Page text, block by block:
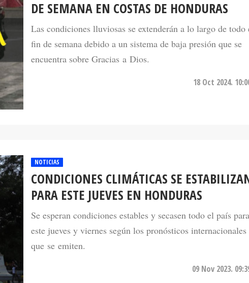
Las condiciones lluviosas se extenderán a lo largo de todo el
fin de semana debido a un sistema de baja presión que se
encuentra sobre Gracias a Dios.
CONDICIONES CLIMÁTICAS SE ESTABILIZAN
PARA ESTE JUEVES EN HONDURAS
Se esperan condiciones estables y secasen todo el país para
este jueves y viernes según los pronósticos internacionales
que se emiten.